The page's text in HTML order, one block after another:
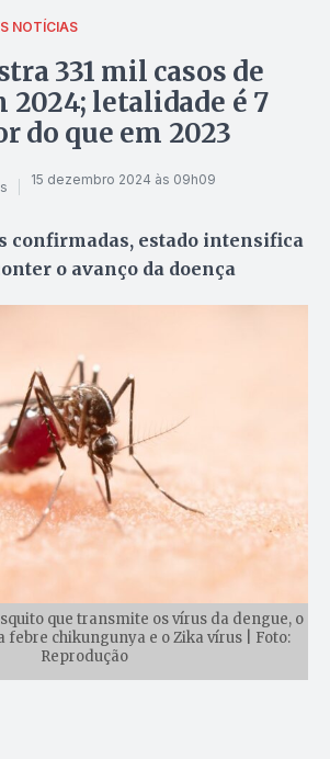
NOTÍCIAS
331 mil casos de
2024; letalidade é 7
do que em 2023
15 dezembro 2024 às 09h09
confirmadas, estado intensifica
o avanço da doença
que transmite os vírus da dengue, o
febre chikungunya e o Zika vírus | Foto:
Reprodução